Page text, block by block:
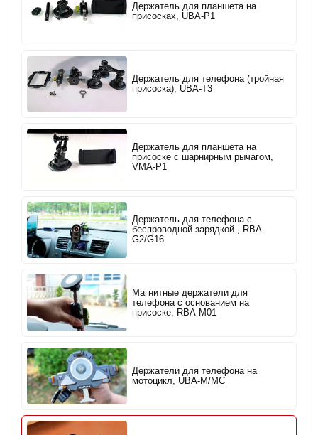
Держатель для планшета на
присосках, UBA-P1
Держатель для телефона (тройная
присоска), UBA-T3
Держатель для планшета на
присоске с шарнирным рычагом,
VMA-P1
Держатель для телефона с
беспроводной зарядкой , RBA-
G2/G16
Магнитные держатели для
телефона с основанием на
присоске, RBA-M01
Держатели для телефона на
мотоцикл, UBA-M/MC